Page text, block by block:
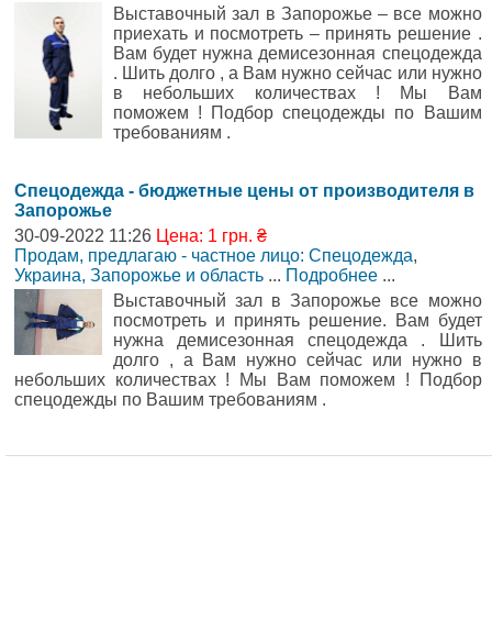
Выставочный зал в Запорожье – все можно
приехать и посмотреть – принять решение .
Вам будет нужна демисезонная спецодежда
. Шить долго , а Вам нужно сейчас или нужно
в небольших количествах ! Мы Вам
поможем ! Подбор спецодежды по Вашим
требованиям .
Спецодежда - бюджетные цены от производителя в
Запорожье
30-09-2022 11:26 Цена: 1 грн. ₴
Продам, предлагаю - частное лицо: Спецодежда,
Украина, Запорожье и область ... Подробнее ...
Выставочный зал в Запорожье все можно
посмотреть и принять решение. Вам будет
нужна демисезонная спецодежда . Шить
долго , а Вам нужно сейчас или нужно в
небольших количествах ! Мы Вам поможем ! Подбор
спецодежды по Вашим требованиям .